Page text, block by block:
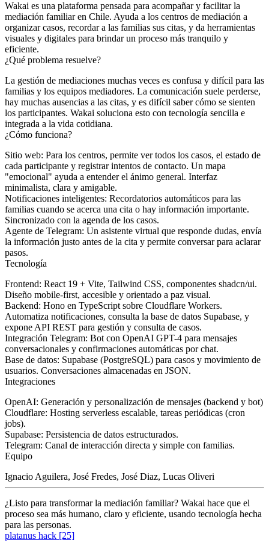
Wakai es una plataforma pensada para acompañar y facilitar la
mediación familiar en Chile. Ayuda a los centros de mediación a
organizar casos, recordar a las familias sus citas, y da herramientas
visuales y digitales para brindar un proceso más tranquilo y
eficiente.
¿Qué problema resuelve?
La gestión de mediaciones muchas veces es confusa y difícil para las
familias y los equipos mediadores. La comunicación suele perderse,
hay muchas ausencias a las citas, y es difícil saber cómo se sienten
los participantes. Wakai soluciona esto con tecnología sencilla e
integrada a la vida cotidiana.
¿Cómo funciona?
Sitio web: Para los centros, permite ver todos los casos, el estado de
cada participante y registrar intentos de contacto. Un mapa
"emocional" ayuda a entender el ánimo general. Interfaz
minimalista, clara y amigable.
Notificaciones inteligentes: Recordatorios automáticos para las
familias cuando se acerca una cita o hay información importante.
Sincronizado con la agenda de los casos.
Agente de Telegram: Un asistente virtual que responde dudas, envía
la información justo antes de la cita y permite conversar para aclarar
pasos.
Tecnología
Frontend: React 19 + Vite, Tailwind CSS, componentes shadcn/ui.
Diseño mobile-first, accesible y orientado a paz visual.
Backend: Hono en TypeScript sobre Cloudflare Workers.
Automatiza notificaciones, consulta la base de datos Supabase, y
expone API REST para gestión y consulta de casos.
Integración Telegram: Bot con OpenAI GPT-4 para mensajes
conversacionales y confirmaciones automáticas por chat.
Base de datos: Supabase (PostgreSQL) para casos y movimiento de
usuarios. Conversaciones almacenadas en JSON.
Integraciones
OpenAI: Generación y personalización de mensajes (backend y bot)
Cloudflare: Hosting serverless escalable, tareas periódicas (cron
jobs).
Supabase: Persistencia de datos estructurados.
Telegram: Canal de interacción directa y simple con familias.
Equipo
Ignacio Aguilera, José Fredes, José Diaz, Lucas Oliveri
¿Listo para transformar la mediación familiar? Wakai hace que el
proceso sea más humano, claro y eficiente, usando tecnología hecha
para las personas.
platanus hack [25]